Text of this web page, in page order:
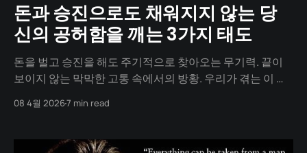
돈과 승진으로도 채워지지 않는 당
신의 공허함을 깨는 3가지 태도
돈을 벌고 승진을 해도 주기적으로 찾아오는 무기력. 끝이
보이지 않는 막막한 고통 속에서의 방황. 우리가 겪는 이 우
야 할 '의미(Meaning)'의 진공 상태에 빠졌기 때문입니다.
이 당신의 나침반이 될 것입니다. 프랭클이
08 4월 20267 min read